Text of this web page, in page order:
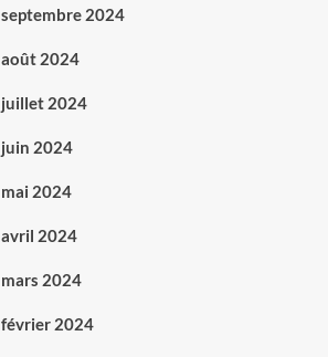
septembre 2024
août 2024
juillet 2024
juin 2024
mai 2024
avril 2024
mars 2024
février 2024